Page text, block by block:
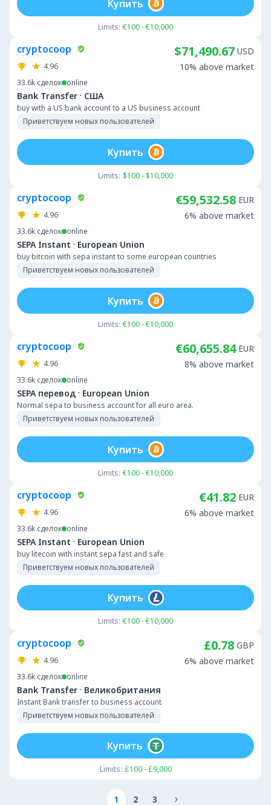
Limits: €100 - €10,000
Купить
cryptocoop
4.96
33.6k сделок online
Bank Transfer · США
buy with a US bank account to a US business account
Приветствуем новых пользователей
$71,490.67 USD
10% above market
Limits: $100 - $10,000
Купить
cryptocoop
4.96
33.6k сделок online
SEPA Instant · European Union
buy bitcoin with sepa instant to some european countries
Приветствуем новых пользователей
€59,532.58 EUR
6% above market
Limits: €100 - €10,000
Купить
cryptocoop
4.96
33.6k сделок online
SEPA перевод · European Union
Normal sepa to business account for all euro area.
Приветствуем новых пользователей
€60,655.84 EUR
8% above market
Limits: €100 - €10,000
Купить
cryptocoop
4.96
33.6k сделок online
SEPA Instant · European Union
buy litecoin with instant sepa fast and safe
Приветствуем новых пользователей
€41.82 EUR
6% above market
Limits: €100 - €10,000
Купить
cryptocoop
4.96
33.6k сделок online
Bank Transfer · Великобритания
Instant Bank transfer to business account
Приветствуем новых пользователей
£0.78 GBP
6% above market
Limits: £100 - £9,000
Купить
1 2 3 